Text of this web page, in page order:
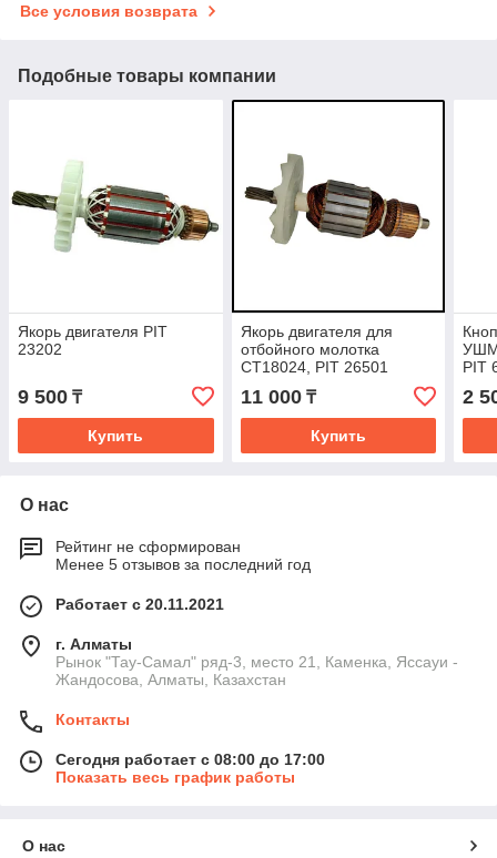
Все условия возврата
Подобные товары компании
Якорь двигателя PIT
23202
9 500 ₸
Купить
Якорь двигателя для
отбойного молотка
CT18024, PIT 26501
отбойник 45/6 зубов
(дубликат)
11 000₸
Купить
УШМ
PIT
2
О нас
Рейтинг не сформирован
Менее 5 отзывов за последний год
Работает с 20.11.2021
г. Алматы
Рынок "Тау-Самал" ряд-3, место 21, Каменка, Яссауи -
Жандосова, Алматы, Казахстан
Контакты
Сегодня работает с 08:00 до 17:00
Показать весь график работы
О нас